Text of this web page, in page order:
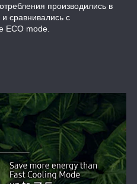
производились в
сравнивались с
ECO mode.